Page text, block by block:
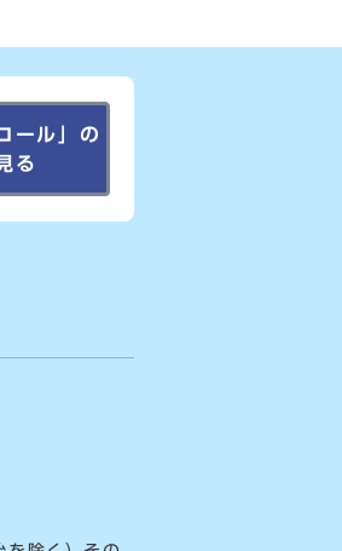
ール」の
る